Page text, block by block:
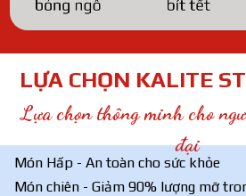
LỰA CHỌN KALITE
Lựa chọn thông minh cho
đại
Món Hấp - An toàn cho sức khỏe
Món chiên - Giảm 90% lượng mỡ